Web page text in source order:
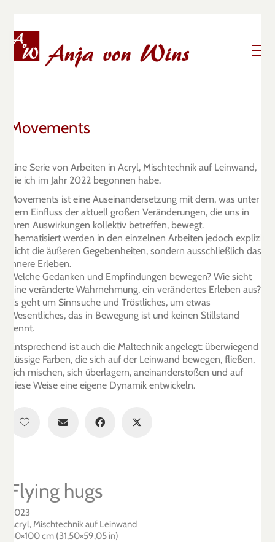
Movements
Eine Serie von Arbeiten in Acryl, Mischtechnik auf Leinwand,
die ich im Jahr 2022 begonnen habe.
Movements ist eine Auseinandersetzung mit dem, was unter
dem Einfluss der aktuell großen Veränderungen, die uns in
ihren Auswirkungen kollektiv betreffen, bewegt.
Thematisiert werden in den einzelnen Arbeiten jedoch explizit
nicht die äußeren Gegebenheiten, sondern ausschließlich das
innere Erleben.
Welche Gedanken und Empfindungen bewegen? Wie sieht
eine veränderte Wahrnehmung, ein verändertes Erleben aus?
Es geht um Sinnsuche und Tröstliches, um etwas
Wesentliches, das in Bewegung ist und keinen Stillstand
kennt.
Entsprechend ist auch die Maltechnik angelegt: überwiegend
flüssige Farben, die sich auf der Leinwand bewegen, fließen,
sich mischen, sich überlagern, aneinanderstoßen und auf
diese Weise eine eigene Dynamik entwickeln.
Flying hugs
2023
Acryl, Mischtechnik auf Leinwand
80×100 cm (31,50×59,05 in)